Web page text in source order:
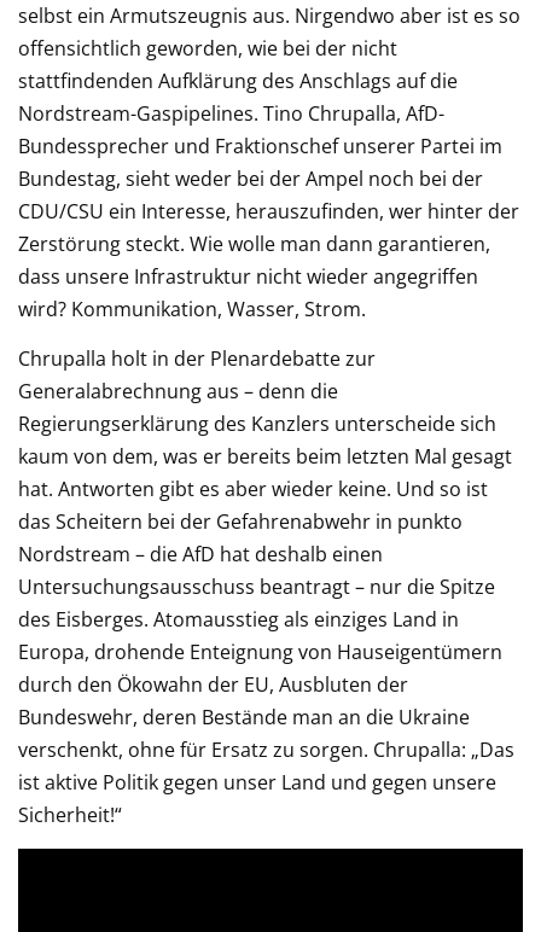
selbst ein Armutszeugnis aus. Nirgendwo aber ist es so
offensichtlich geworden, wie bei der nicht
stattfindenden Aufklärung des Anschlags auf die
Nordstream-Gaspipelines. Tino Chrupalla, AfD-
Bundessprecher und Fraktionschef unserer Partei im
Bundestag, sieht weder bei der Ampel noch bei der
CDU/CSU ein Interesse, herauszufinden, wer hinter der
Zerstörung steckt. Wie wolle man dann garantieren,
dass unsere Infrastruktur nicht wieder angegriffen
wird? Kommunikation, Wasser, Strom.
Chrupalla holt in der Plenardebatte zur
Generalabrechnung aus – denn die
Regierungserklärung des Kanzlers unterscheide sich
kaum von dem, was er bereits beim letzten Mal gesagt
hat. Antworten gibt es aber wieder keine. Und so ist
das Scheitern bei der Gefahrenabwehr in punkto
Nordstream – die AfD hat deshalb einen
Untersuchungsausschuss beantragt – nur die Spitze
des Eisberges. Atomausstieg als einziges Land in
Europa, drohende Enteignung von Hauseigentümern
durch den Ökowahn der EU, Ausbluten der
Bundeswehr, deren Bestände man an die Ukraine
verschenkt, ohne für Ersatz zu sorgen. Chrupalla: „Das
ist aktive Politik gegen unser Land und gegen unsere
Sicherheit!“